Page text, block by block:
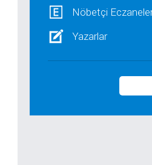
Nöbetçi
Yazarlar